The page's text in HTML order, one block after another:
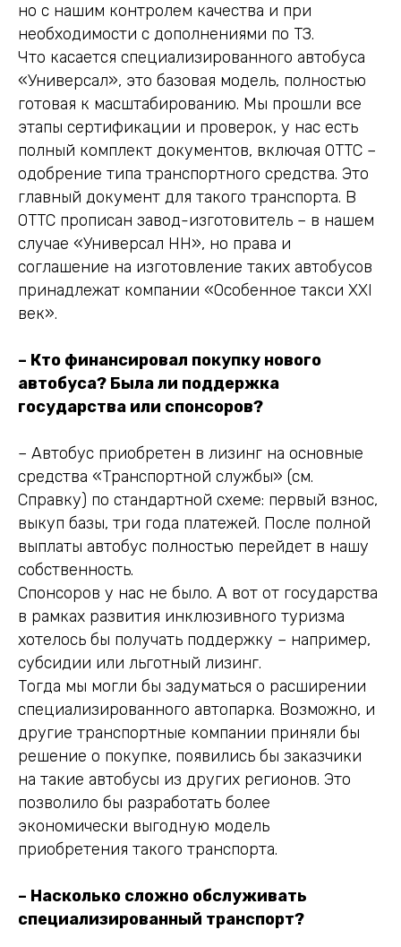
но с нашим контролем качества и при
необходимости с дополнениями по ТЗ.
Что касается специализированного автобуса
«Универсал», это базовая модель, полностью
готовая к масштабированию. Мы прошли все
этапы сертификации и проверок, у нас есть
полный комплект документов, включая ОТТС –
одобрение типа транспортного средства. Это
главный документ для такого транспорта. В
ОТТС прописан завод-изготовитель – в нашем
случае «Универсал НН», но права и
соглашение на изготовление таких автобусов
принадлежат компании «Особенное такси XXI
век».
– Кто финансировал покупку нового
автобуса? Была ли поддержка
государства или спонсоров?
– Автобус приобретен в лизинг на основные
средства «Транспортной службы» (см.
Справку) по стандартной схеме: первый взнос,
выкуп базы, три года платежей. После полной
выплаты автобус полностью перейдет в нашу
собственность.
Спонсоров у нас не было. А вот от государства
в рамках развития инклюзивного туризма
хотелось бы получать поддержку – например,
субсидии или льготный лизинг.
Тогда мы могли бы задуматься о расширении
специализированного автопарка. Возможно, и
другие транспортные компании приняли бы
решение о покупке, появились бы заказчики
на такие автобусы из других регионов. Это
позволило бы разработать более
экономически выгодную модель
приобретения такого транспорта.
– Насколько сложно обслуживать
специализированный транспорт?